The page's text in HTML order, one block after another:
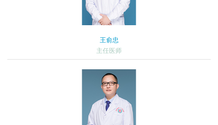
王俞忠
主任医师